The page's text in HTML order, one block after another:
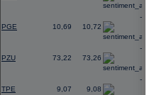
PGE 10,69 10,72
-0,46
PZU 73,22 73,26
-0,22
TPE 9,07 9,08
-1,56